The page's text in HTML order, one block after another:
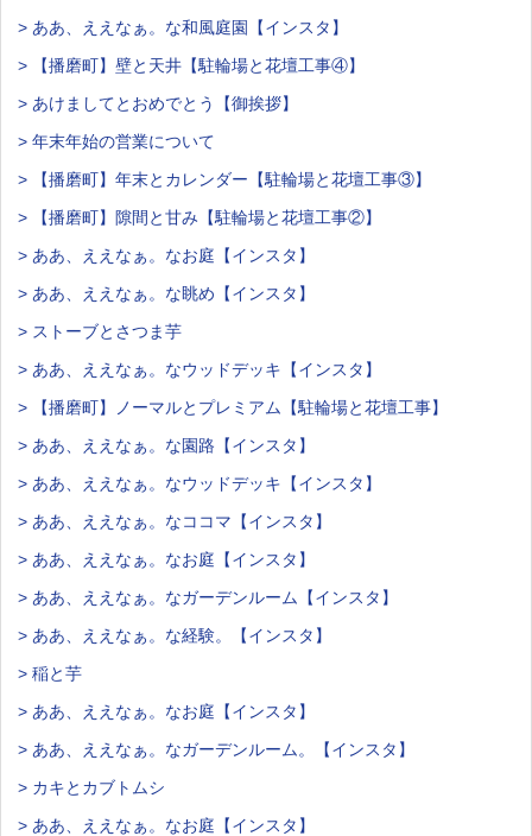
> ああ、ええなぁ。な和風庭園【インスタ】
> 【播磨町】壁と天井【駐輪場と花壇工事④】
> あけましてとおめでとう【御挨拶】
> 年末年始の営業について
> 【播磨町】年末とカレンダー【駐輪場と花壇工事③】
> 【播磨町】隙間と甘み【駐輪場と花壇工事②】
> ああ、ええなぁ。なお庭【インスタ】
> ああ、ええなぁ。な眺め【インスタ】
> ストーブとさつま芋
> ああ、ええなぁ。なウッドデッキ【インスタ】
> 【播磨町】ノーマルとプレミアム【駐輪場と花壇工事】
> ああ、ええなぁ。な園路【インスタ】
> ああ、ええなぁ。なウッドデッキ【インスタ】
> ああ、ええなぁ。なココマ【インスタ】
> ああ、ええなぁ。なお庭【インスタ】
> ああ、ええなぁ。なガーデンルーム【インスタ】
> ああ、ええなぁ。な経験。【インスタ】
> 稲と芋
> ああ、ええなぁ。なお庭【インスタ】
> ああ、ええなぁ。なガーデンルーム。【インスタ】
> カキとカブトムシ
> ああ、ええなぁ。なお庭【インスタ】